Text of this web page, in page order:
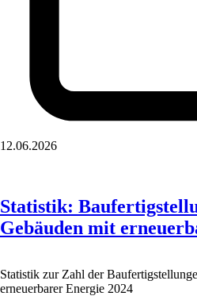
12.06.2026
Statistik:
Gebäuden mit
Statistik zur Zahl der
erneuerbarer Energie 2024